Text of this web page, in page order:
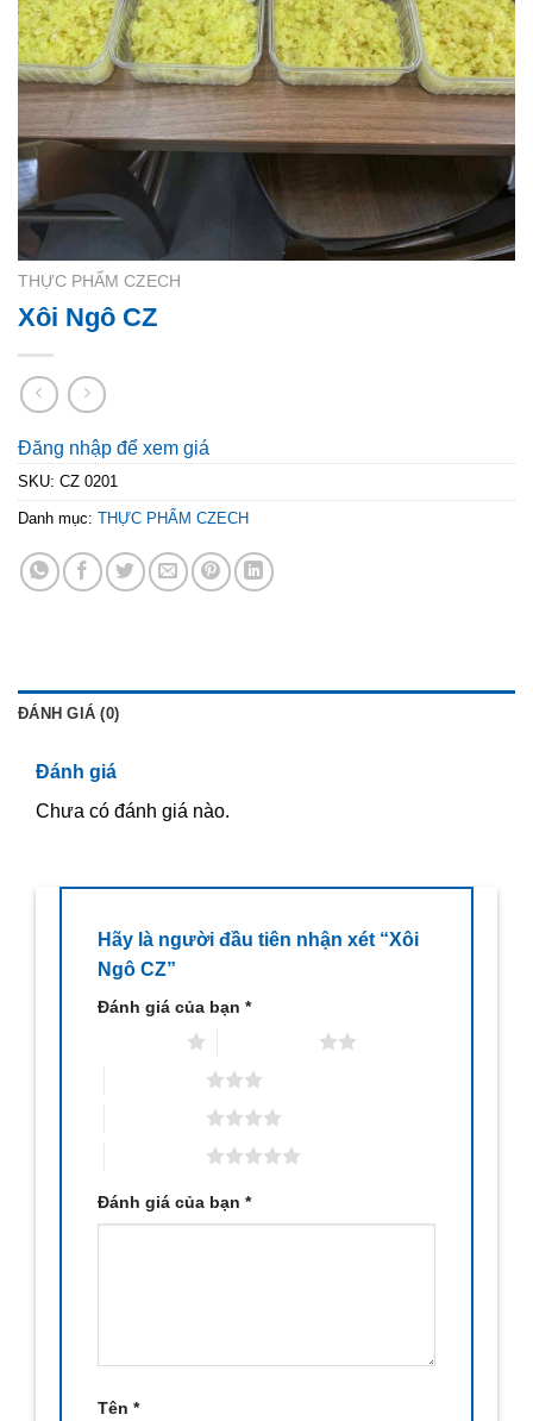
THỰC PHẨM CZECH
Xôi Ngô CZ
Đăng nhập để xem giá
SKU: CZ 0201
Danh mục: THỰC PHẨM CZECH
ĐÁNH GIÁ (0)
Đánh giá
Chưa có đánh giá nào.
Hãy là người đầu tiên nhận xét “Xôi
Ngô CZ”
Đánh giá của bạn *
Đánh giá của bạn *
Tên *